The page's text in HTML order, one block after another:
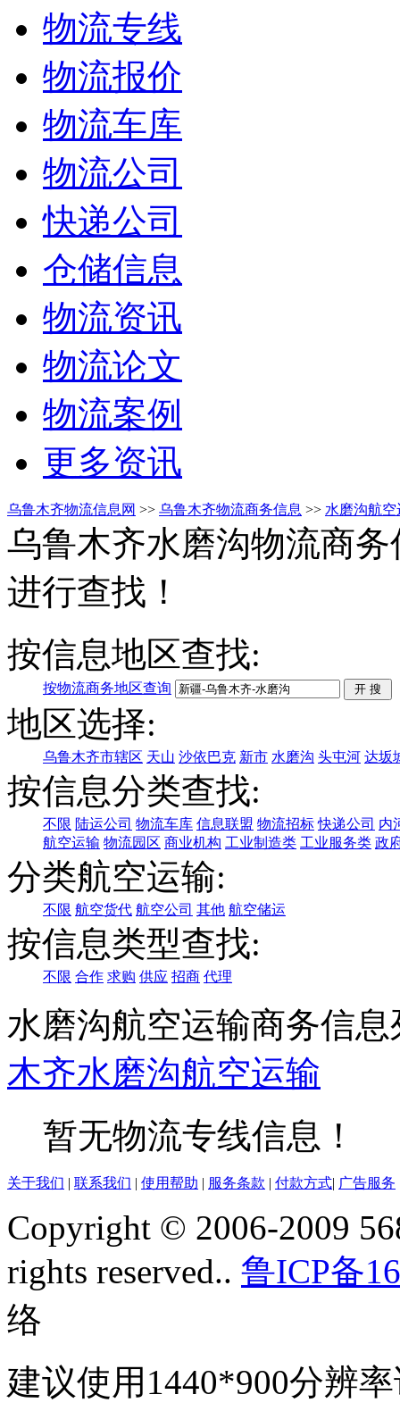
物流专线
物流报价
物流车库
物流公司
快递公司
仓储信息
物流资讯
物流论文
物流案例
更多资讯
乌鲁木齐物流信息网 >> 乌鲁木齐物流商务信息 >> 水磨沟航
乌鲁木齐水磨沟物流商
进行查找！
按信息地区查找:
按物流商务地区查询
地区选择:
乌鲁木齐市辖区 天山 沙依巴克 新市 水磨沟 头屯河 达坂
按信息分类查找:
不限 陆运公司 物流车库 信息联盟 物流招标 快递公司 内
航空运输 物流园区 商业机构 工业制造类 工业服务类 政
分类航空运输:
不限 航空货代 航空公司 其他 航空储运
按信息类型查找:
不限 合作 求购 供应 招商 代理
水磨沟航空运输商务信息
木齐水磨沟航空运输
暂无物流专线信息！
关于我们 | 联系我们 | 使用帮助 | 服务条款 | 付款方式| 广告服务
Copyright © 2006-2009
rights reserved.. 鲁ICP备
络
建议使用1440*900分辨